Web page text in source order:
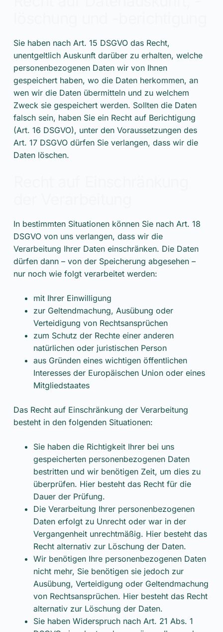
Sie haben nach Art. 15 DSGVO das Recht,
unentgeltlich Auskunft darüber zu erhalten, welche
personenbezogenen Daten wir von Ihnen
gespeichert haben, wo die Daten herkommen, an
wen wir die Daten übermitteln und zu welchem
Zweck sie gespeichert werden. Sollten die Daten
falsch sein, haben Sie ein Recht auf Berichtigung
(Art. 16 DSGVO), unter den Voraussetzungen des
Art. 17 DSGVO dürfen Sie verlangen, dass wir die
Daten löschen.
In bestimmten Situationen können Sie nach Art. 18
DSGVO von uns verlangen, dass wir die
Verarbeitung Ihrer Daten einschränken. Die Daten
dürfen dann – von der Speicherung abgesehen –
nur noch wie folgt verarbeitet werden:
mit Ihrer Einwilligung
zur Geltendmachung, Ausübung oder
Verteidigung von Rechtsansprüchen
zum Schutz der Rechte einer anderen
natürlichen oder juristischen Person
aus Gründen eines wichtigen öffentlichen
Interesses der Europäischen Union oder eines
Mitgliedstaates
Das Recht auf Einschränkung der Verarbeitung
besteht in den folgenden Situationen:
Sie haben die Richtigkeit Ihrer bei uns
gespeicherten personenbezogenen Daten
bestritten und wir benötigen Zeit, um dies zu
überprüfen. Hier besteht das Recht für die
Dauer der Prüfung.
Die Verarbeitung Ihrer personenbezogenen
Daten erfolgt zu Unrecht oder war in der
Vergangenheit unrechtmäßig. Hier besteht das
Recht alternativ zur Löschung der Daten.
Wir benötigen Ihre personenbezogenen Daten
nicht mehr, Sie benötigen sie jedoch zur
Ausübung, Verteidigung oder Geltendmachung
von Rechtsansprüchen. Hier besteht das Recht
alternativ zur Löschung der Daten.
Sie haben Widerspruch nach Art. 21 Abs. 1